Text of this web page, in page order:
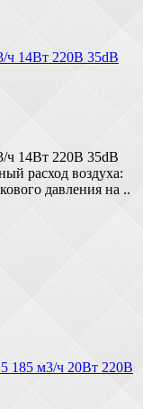
ч 14Вт 220В 35dB
ч 14Вт 220В 35dB
расход воздуха:
давления на ..
185 м3/ч 20Вт 220В